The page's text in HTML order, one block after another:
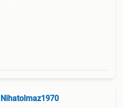
Nihatolmaz1970